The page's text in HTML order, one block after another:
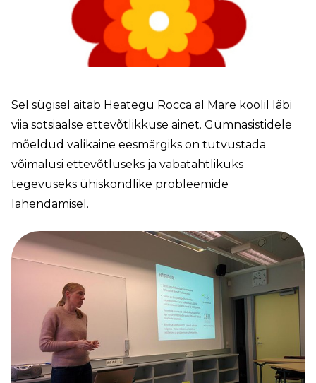
Sel sügisel aitab Heategu Rocca al Mare koolil
läbi
viia sotsiaalse ettevõtlikkuse ainet. Gümnasistidele
mõeldud valikaine eesmärgiks on tutvustada
võimalusi ettevõtluseks ja vabatahtlikuks
tegevuseks ühiskondlike probleemide
lahendamisel.